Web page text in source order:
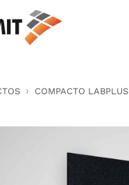
COMPACTO LABPLUS